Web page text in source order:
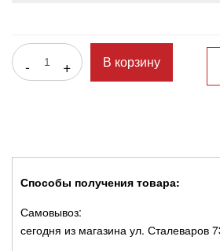
- + В корзину
Способы получения товара:
Самовывоз:
сегодня из магазина ул. Сталеваров